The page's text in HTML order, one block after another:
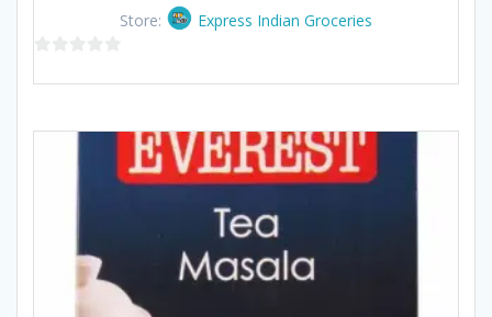
Store: Express Indian Groceries